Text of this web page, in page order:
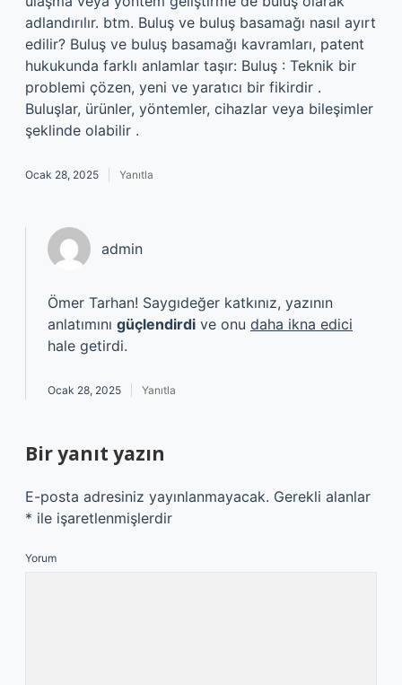
adlandırılır. btm. Buluş ve buluş basamağı nasıl ayırt
edilir? Buluş ve buluş basamağı kavramları, patent
hukukunda farklı anlamlar taşır: Buluş : Teknik bir
problemi çözen, yeni ve yaratıcı bir fikirdir .
Buluşlar, ürünler, yöntemler, cihazlar veya bileşimler
şeklinde olabilir .
Ocak 28, 2025 Yanıtla
admin
Ömer Tarhan! Saygıdeğer katkınız, yazının
anlatımını güçlendirdi ve onu daha ikna edici
hale getirdi.
Ocak 28, 2025 Yanıtla
Bir yanıt yazın
E-posta adresiniz yayınlanmayacak. Gerekli alanlar
* ile işaretlenmişlerdir
Yorum